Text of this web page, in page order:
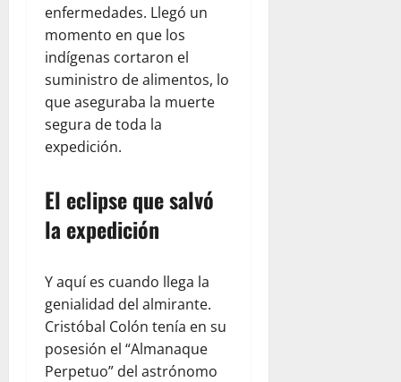
enfermedades. Llegó un
momento en que los
indígenas cortaron el
suministro de alimentos, lo
que aseguraba la muerte
segura de toda la
expedición.
El eclipse que salvó
la expedición
Y aquí es cuando llega la
genialidad del almirante.
Cristóbal Colón tenía en su
posesión el “Almanaque
Perpetuo” del astrónomo